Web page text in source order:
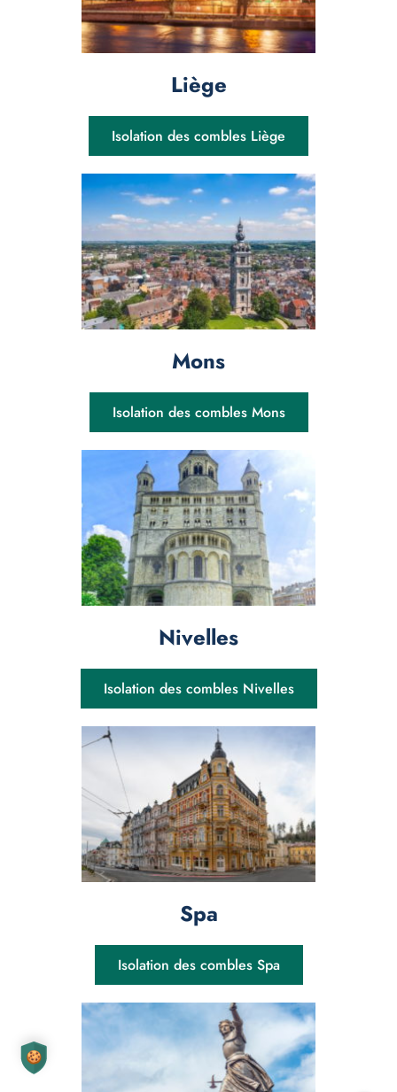
Liège
Isolation des combles Liège
Mons
Isolation des combles Mons
Nivelles
Isolation des combles Nivelles
Spa
Isolation des combles Spa